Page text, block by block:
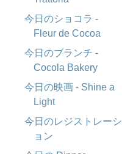
今日のショコラ -
Fleur de Cocoa
今日のブランチ -
Cocola Bakery
今日の映画 - Shine a
Light
今日のレジストレーシ
ョン